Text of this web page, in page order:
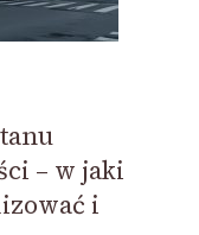
– w jaki
i